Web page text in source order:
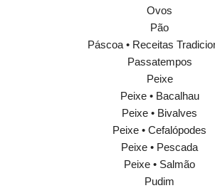
Ovos
Pão
Páscoa • Receitas
Passatempos
Peixe
Peixe • Bacalhau
Peixe • Bivalves
Peixe • Cefalópodes
Peixe • Pescada
Peixe • Salmão
Pudim